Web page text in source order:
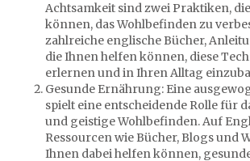
Achtsamkeit sind zwei Praktiken,
können, das Wohlbefinden zu
zahlreiche englische Bücher,
die Ihnen helfen können, diese
erlernen und in Ihren Alltag
Gesunde Ernährung: Eine
spielt eine entscheidende Rolle für
und geistige Wohlbefinden. Auf
Ressourcen wie Bücher, Blogs und
Ihnen dabei helfen können,